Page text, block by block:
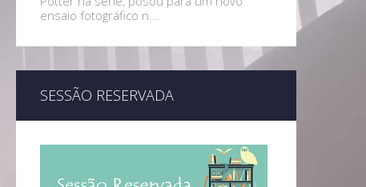
ensaio fotográfico n...
SESSÃO RESERVADA